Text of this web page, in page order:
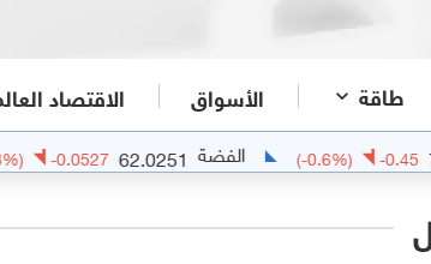
طاقة الأسواق الاقتصاد
(-0.6%) الفضة 62.0251
-0.0527
(-0.08%)